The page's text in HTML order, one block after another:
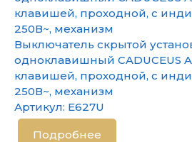
Выключатель скрытой
одноклавишный CADUCEUS
клавишей, проходной, с
250В~, механизм
Артикул: E627U
Подробнее